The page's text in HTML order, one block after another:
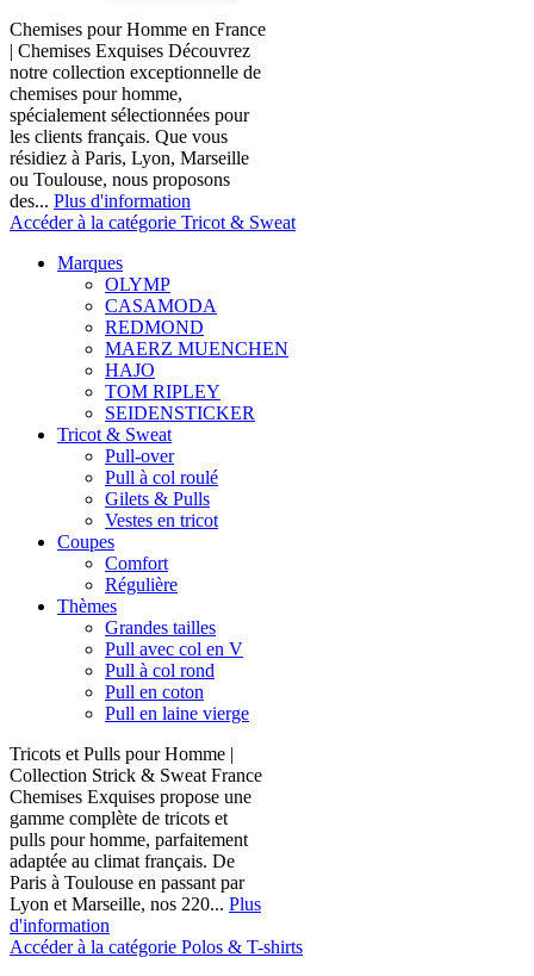
Chemises pour Homme en France
| Chemises Exquises Découvrez
notre collection exceptionnelle de
chemises pour homme,
spécialement sélectionnées pour
les clients français. Que vous
résidiez à Paris, Lyon, Marseille
ou Toulouse, nous proposons
des... Plus d'information
Accéder à la catégorie Tricot & Sweat
Marques
OLYMP
CASAMODA
REDMOND
MAERZ MUENCHEN
HAJO
TOM RIPLEY
SEIDENSTICKER
Tricot & Sweat
Pull-over
Pull à col roulé
Gilets & Pulls
Vestes en tricot
Coupes
Comfort
Régulière
Thèmes
Grandes tailles
Pull avec col en V
Pull à col rond
Pull en coton
Pull en laine vierge
Tricots et Pulls pour Homme |
Collection Strick & Sweat France
Chemises Exquises propose une
gamme complète de tricots et
pulls pour homme, parfaitement
adaptée au climat français. De
Paris à Toulouse en passant par
Lyon et Marseille, nos 220... Plus
d'information
Accéder à la catégorie Polos & T-shirts